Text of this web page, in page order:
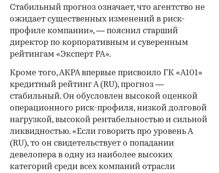
Стабильный прогноз означает, что агентство не
ожидает существенных изменений в риск-
профиле компании», — пояснил старший
директор по корпоративным и суверенным
рейтингам «Эксперт РА».
Кроме того, АКРА впервые присвоило ГК «А101»
кредитный рейтинг А (RU), прогноз —
стабильный. Он обусловлен высокой оценкой
операционного риск-профиля, низкой долговой
нагрузкой, высокой рентабельностью и сильной
ликвидностью. «Если говорить про уровень А
(RU), то он свидетельствует о попадании
девелопера в одну из наиболее высоких
категорий среди всех компаний отрасли